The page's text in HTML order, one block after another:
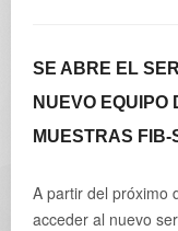
SE ABRE EL
NUEVO EQUIPO
MUESTRAS FIB-
A partir del próximo
acceder al nuevo